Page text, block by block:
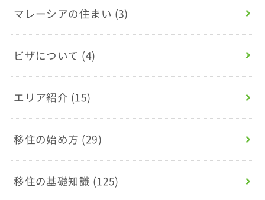
マレーシアの住まい (3)
ビザについて (4)
エリア紹介 (15)
移住の始め方 (29)
移住の基礎知識 (125)